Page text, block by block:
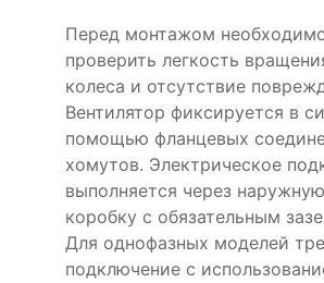
Перед монтажом
проверить легкость
колеса и отсутствие
Вентилятор фиксируется в
помощью фланцевых
хомутов. Электрическое
выполняется через
коробку с обязательным
Для однофазных моделей
подключение с